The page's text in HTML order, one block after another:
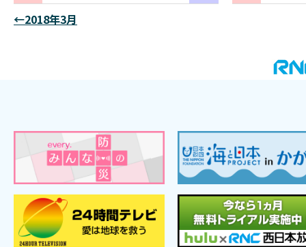
←2018年3月